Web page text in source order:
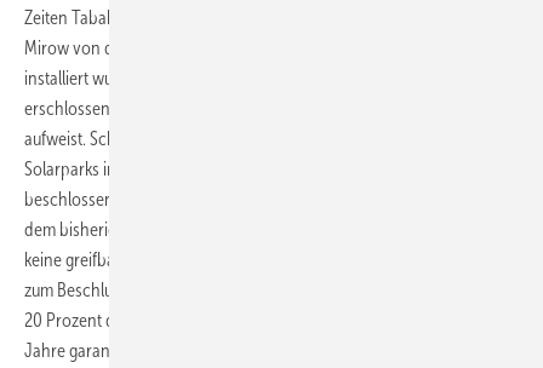
Zeiten Tabak angebaut. Und zwar genau da, wo jetzt der Solarpark
Mirow von der Firma Kannich Solar mit 1,8 Megawatt Leistung
installiert wurde. Nach der Wende wurde dort ein Gewerbegebiet
erschlossen, das aufgrund seiner Größe reichlich freie Flächen
aufweist. Schon seit 2010 gibt es ein Konzept zur Entwicklung eines
Solarparks im Mirower Gewerbegebiet. Zwischenzeitlich hat die Stadt
beschlossen, die Planung der Sybac-Solar AG zu überlassen, da mit
dem bisherigen Planer nichts auf dem Gelände passiert ist. Es seien
keine greifbaren Ergebnisse erzielt worden, hieß es in der Begründung
zum Beschluss. Bürgermeister Karlo Schmettau ist nun froh, dass rund
20 Prozent der Fläche für den Solarpark genutzt werden. Die für 30
Jahre garantierten Pachteinnahmen sind für die Stadt eine wichtige